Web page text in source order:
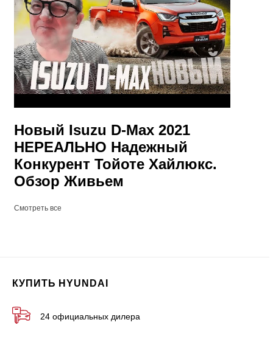
Новый Isuzu D-Max 2021
НЕРЕАЛЬНО Надежный
Конкурент Тойоте Хайлюкс.
Обзор Живьем
Смотреть все
КУПИТЬ HYUNDAI
24 официальных дилера